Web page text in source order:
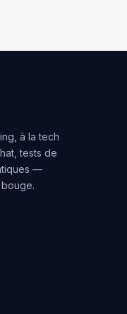
à la tech
tests de
—